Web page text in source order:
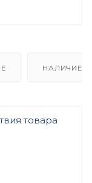
НАЛИЧИЕ
товара